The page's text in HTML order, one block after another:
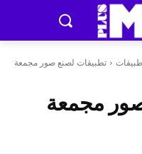
تطبيقات لصنع صور مجمعة
مجمعة